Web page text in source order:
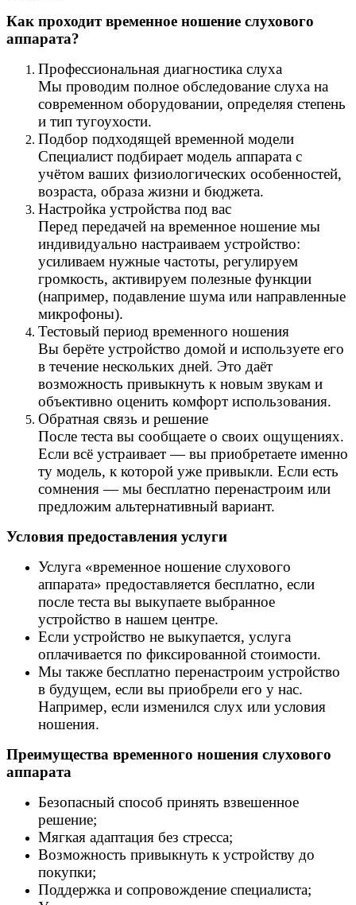
Как проходит временное ношение слухового
аппарата?
Профессиональная диагностика слуха
Мы проводим полное обследование слуха на
современном оборудовании, определяя степень
и тип тугоухости.
Подбор подходящей временной модели
Специалист подбирает модель аппарата с
учётом ваших физиологических особенностей,
возраста, образа жизни и бюджета.
Настройка устройства под вас
Перед передачей на временное ношение мы
индивидуально настраиваем устройство:
усиливаем нужные частоты, регулируем
громкость, активируем полезные функции
(например, подавление шума или направленные
микрофоны).
Тестовый период временного ношения
Вы берёте устройство домой и используете его
в течение нескольких дней. Это даёт
возможность привыкнуть к новым звукам и
объективно оценить комфорт использования.
Обратная связь и решение
После теста вы сообщаете о своих ощущениях.
Если всё устраивает — вы приобретаете именно
ту модель, к которой уже привыкли. Если есть
сомнения — мы бесплатно перенастроим или
предложим альтернативный вариант.
Условия предоставления услуги
Услуга «временное ношение слухового
аппарата» предоставляется бесплатно, если
после теста вы выкупаете выбранное
устройство в нашем центре.
Если устройство не выкупается, услуга
оплачивается по фиксированной стоимости.
Мы также бесплатно перенастроим устройство
в будущем, если вы приобрели его у нас.
Например, если изменился слух или условия
ношения.
Преимущества временного ношения слухового
аппарата
Безопасный способ принять взвешенное
решение;
Мягкая адаптация без стресса;
Возможность привыкнуть к устройству до
покупки;
Поддержка и сопровождение специалиста;